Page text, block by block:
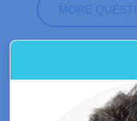
MORE